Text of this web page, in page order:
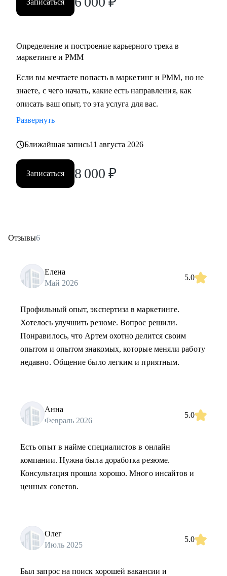
• Middle/senior специалистам в маркетинге и PMM для
• Всем, кто точно понимает, что хочет попасть в Digital-
маркетинг и PMM, но не знает, какие бывают направления,
с чего можно начать, в какую сторону двигаться.
Записаться
Определение и построение карьерного трека в
маркетинге и PMM
Если вы мечтаете попасть в маркетинг и PMM, но не
знаете, с чего начать, какие есть направления, как
описать ваш опыт, то эта услуга для вас.
Развернуть
Ближайшая запись11 августа 2026
Записаться 8 000 ₽
Отзывы6
Елена
Май 2026
5.0
Профильный опыт, экспертиза в маркетинге.
Хотелось улучшить резюме. Вопрос решили.
Понравилось, что Артем охотно делится своим
опытом и опытом знакомых, которые меняли работу
недавно. Общение было легким и приятным.
Анна
Февраль 2026
5.0
Есть опыт в найме специалистов в онлайн
компании. Нужна была доработка резюме.
Консультация прошла хорошо. Много инсайтов и
ценных советов.
Олег
Июль 2025
5.0
Был запрос на поиск хорошей вакансии и